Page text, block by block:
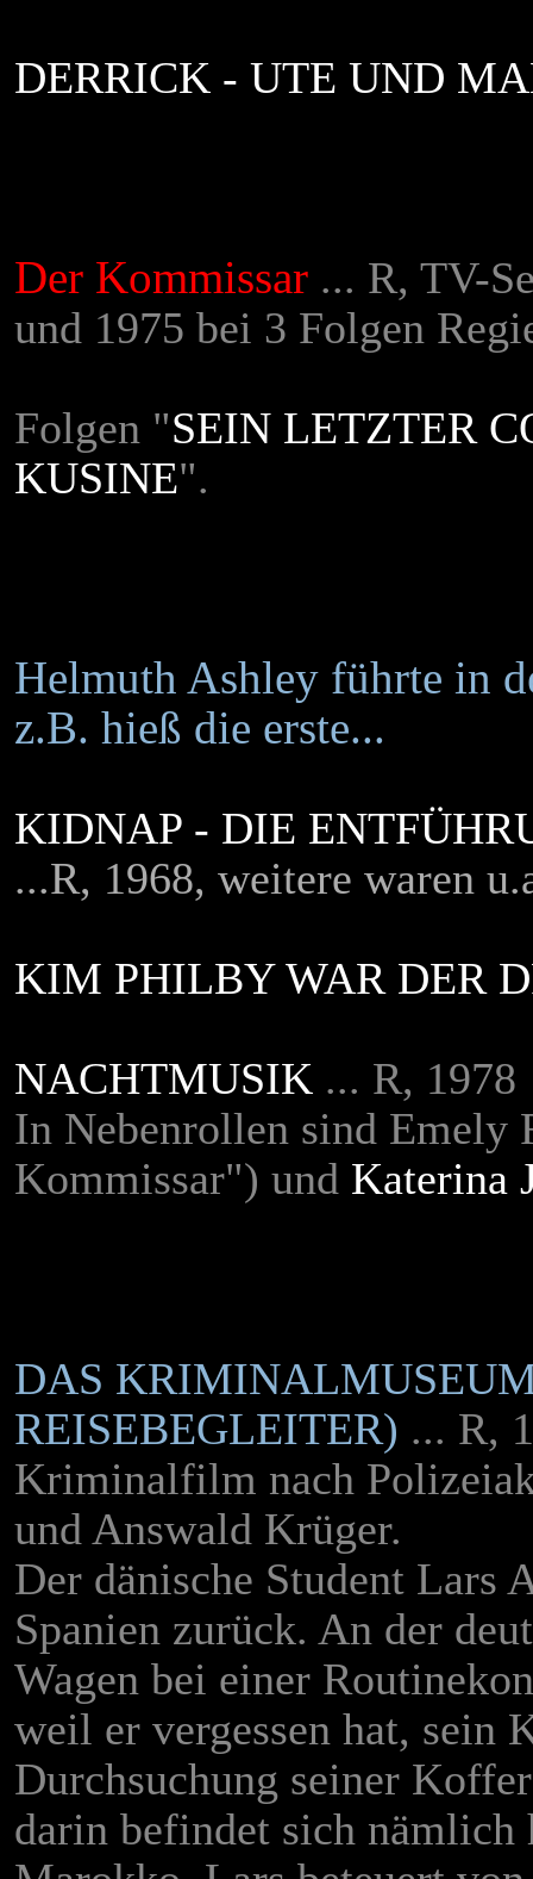
DERRICK - UTE UND
Der Kommissar ... R, TV-
und 1975 bei 3 Folgen
Folgen "SEIN LETZTER
KUSINE".
Helmuth Ashley führte in
z.B. hieß die erste...
KIDNAP - DIE
...R, 1968, weitere waren
KIM PHILBY WAR DER
NACHTMUSIK ... R, 1978
In Nebenrollen sind Emely
Kommissar") und Katerina
DAS
REISEBEGLEITER) ... R,
Kriminalfilm nach
und Answald Krüger.
Der dänische Student Lars
Spanien zurück. An der
Wagen bei einer
weil er vergessen hat, sein
Durchsuchung seiner
darin befindet sich nämlich